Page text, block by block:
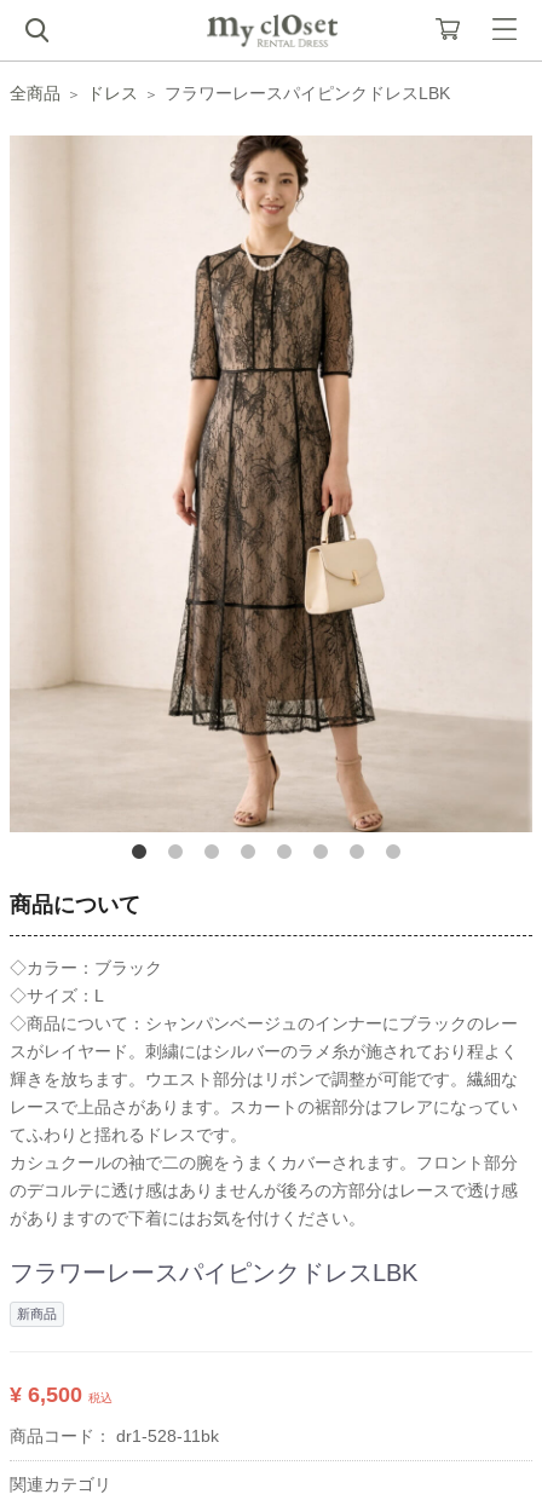
全商品 ドレス フラワーレースパイピンクドレスLBK
商品について
◇カラー：ブラック
◇サイズ：L
◇商品について：シャンパンベージュのインナーにブラックのレー
スがレイヤード。刺繍にはシルバーのラメ糸が施されており程よく
輝きを放ちます。ウエスト部分はリボンで調整が可能です。繊細な
レースで上品さがあります。スカートの裾部分はフレアになってい
てふわりと揺れるドレスです。
カシュクールの袖で二の腕をうまくカバーされます。フロント部分
のデコルテに透け感はありませんが後ろの方部分はレースで透け感
がありますので下着にはお気を付けください。
フラワーレースパイピンクドレスLBK
新商品
¥ 6,500 税込
商品コード： dr1-528-11bk
関連カテゴリ